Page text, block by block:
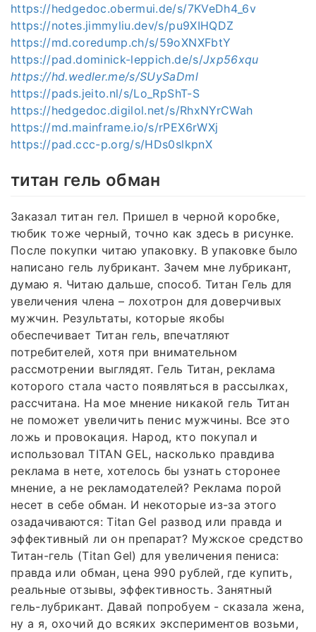
https://hedgedoc.obermui.de/s/7KVeDh4_6v
https://notes.jimmyliu.dev/s/pu9XIHQDZ
https://md.coredump.ch/s/59oXNXFbtY
https://pad.dominick-leppich.de/s/Jxp56xqu
https://hd.wedler.me/s/SUySaDml
https://pads.jeito.nl/s/Lo_RpShT-S
https://hedgedoc.digilol.net/s/RhxNYrCWah
https://md.mainframe.io/s/rPEX6rWXj
https://pad.ccc-p.org/s/HDs0slkpnX
титан гель обман
Заказал титан гел. Пришел в черной коробке,
тюбик тоже черный, точно как здесь в рисунке.
После покупки читаю упаковку. В упаковке было
написано гель лубрикант. Зачем мне лубрикант,
думаю я. Читаю дальше, способ. Титан Гель для
увеличения члена – лохотрон для доверчивых
мужчин. Результаты, которые якобы
обеспечивает Титан гель, впечатляют
потребителей, хотя при внимательном
рассмотрении выглядят. Гель Титан, реклама
которого стала часто появляться в рассылках,
рассчитана. На мое мнение никакой гель Титан
не поможет увеличить пенис мужчины. Все это
ложь и провокация. Народ, кто покупал и
использовал TITAN GEL, насколько правдива
реклама в нете, хотелось бы узнать сторонее
мнение, а не рекламодателей? Реклама порой
несет в себе обман. И некоторые из-за этого
озадачиваются: Titan Gel развод или правда и
эффективный ли он препарат? Мужское средство
Титан-гель (Titan Gel) для увеличения пениса:
правда или обман, цена 990 рублей, где купить,
реальные отзывы, эффективность. Занятный
гель-лубрикант. Давай попробуем - сказала жена,
ну а я, охочий до всяких экспериментов возьми,